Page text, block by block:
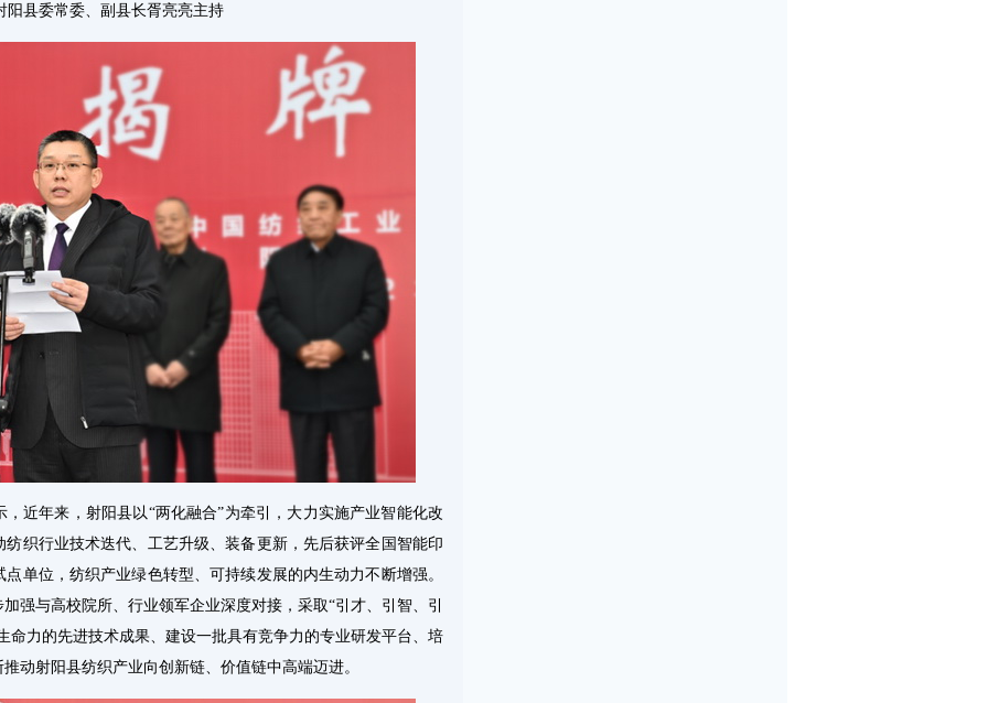
县委常委、副县长胥亮亮主持
，近年来，射阳县以“两化融合”为牵引，大力实施产业智能化改
织行业技术迭代、工艺升级、装备更新，先后获评全国智能印
单位，纺织产业绿色转型、可持续发展的内生动力不断增强。
强与高校院所、行业领军企业深度对接，采取“引才、引智、引
命力的先进技术成果、建设一批具有竞争力的专业研发平台、培
动射阳县纺织产业向创新链、价值链中高端迈进。